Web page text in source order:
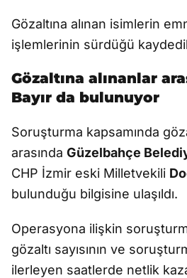
Gözaltına alınan isimlerin
işlemlerinin sürdüğü
Gözaltına alınanlar
Bayır da bulunuyor
Soruşturma kapsamında
arasında Güzelbahçe
CHP İzmir eski Milletvekili
bulunduğu bilgisine ulaşıldı.
Operasyona ilişkin
gözaltı sayısının ve
ilerleyen saatlerde netlik